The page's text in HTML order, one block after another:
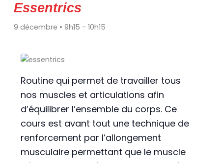
Essentrics
9 décembre • 9h15 - 10h15
Routine qui permet de travailler tous
nos muscles et articulations afin
d’équilibrer l’ensemble du corps. Ce
cours est avant tout une technique de
renforcement par l’allongement
musculaire permettant que le muscle